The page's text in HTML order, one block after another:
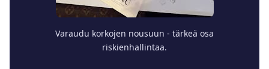
Varaudu korkojen nousuun - tärkeä osa
riskienhallintaa.